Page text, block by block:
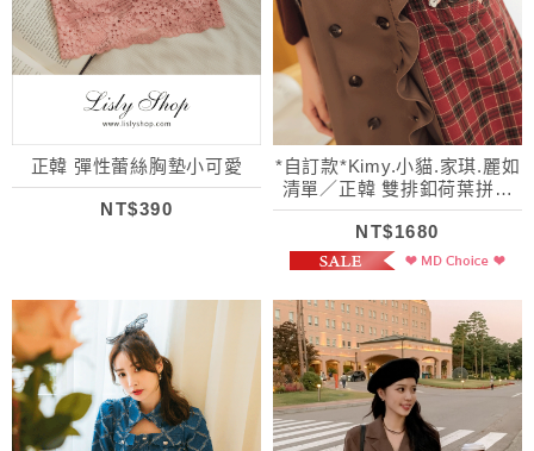
正韓 彈性蕾絲胸墊小可愛
NT$390
*自訂款*Kimy.小貓.家琪.麗如
清單／正韓 雙排釦荷葉拼接
格紋吊帶裙
NT$1680